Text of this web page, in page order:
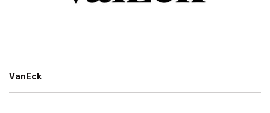
VanEck